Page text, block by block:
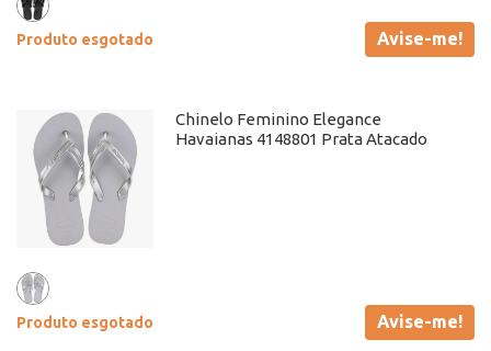
Produto esgotado Avise-me!
Chinelo Feminino Elegance
Havaianas 4148801 Prata Atacado
Produto esgotado Avise-me!